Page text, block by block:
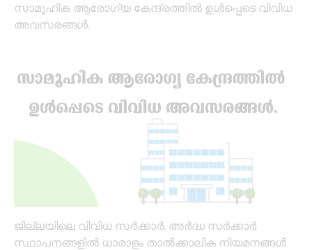
സാമൂഹിക ആരോഗ്യ കേന്ദ്രത്തിൽ ഉൾപ്പെടെ വിവിധ
അവസരങ്ങൾ.
ജില്ലയിലെ വിവിധ സർക്കാർ, അർദ്ധ സർക്കാർ
സ്ഥാപനങ്ങളിൽ ധാരാളം താൽക്കാലിക നിയമനങ്ങൾ